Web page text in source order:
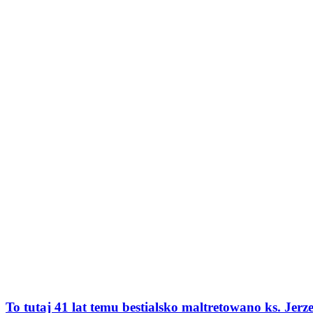
To tutaj 41 lat temu bestialsko maltretowano ks.